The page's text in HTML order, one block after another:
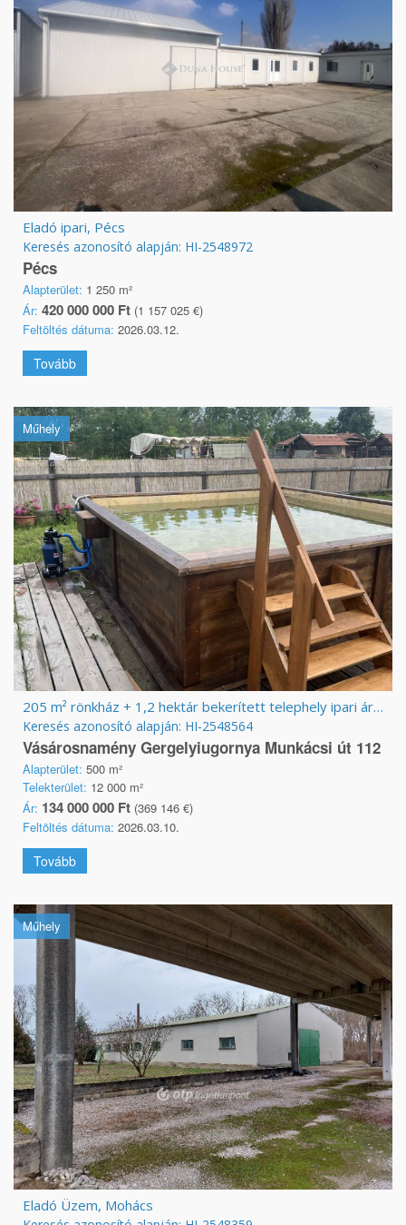
Eladó ipari, Pécs
Keresés azonosító alapján: HI-2548972
Pécs
Alapterület: 1 250 m²
Ár: 420 000 000 Ft (1 157 025 €)
Feltöltés dátuma: 2026.03.12.
Tovább
Műhely
205 m² rönkház + 1,2 hektár bekerített telephely ipari árammal
Keresés azonosító alapján: HI-2548564
Vásárosnamény Gergelyiugornya Munkácsi út 112
Alapterület: 500 m²
Telekterület: 12 000 m²
Ár: 134 000 000 Ft (369 146 €)
Feltöltés dátuma: 2026.03.10.
Tovább
Műhely
Eladó Üzem, Mohács